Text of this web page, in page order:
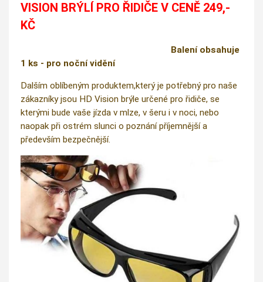
VISION BRÝLÍ PRO ŘIDIČE V CENĚ 249,-
KČ
Balení obsahuje
1 ks - pro noční vidění
Dalším oblíbeným produktem,který je potřebný pro naše
zákazníky jsou HD Vision brýle určené pro řidiče, se
kterými bude vaše jízda v mlze, v šeru i v noci, nebo
naopak při ostrém slunci o poznání příjemnější a
především bezpečnější.